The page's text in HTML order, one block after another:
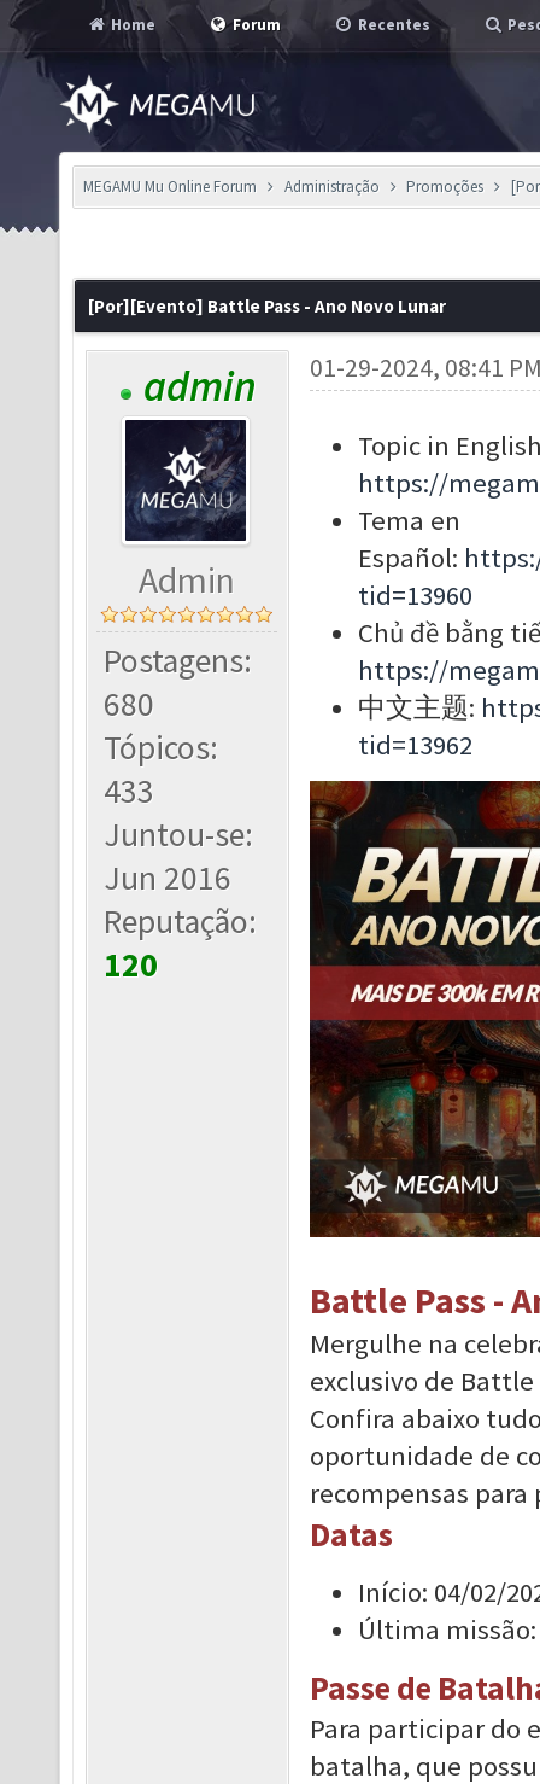
Home Forum Recentes
MEGAMU Mu Online Forum Administração Promoções
[Por][Evento] Battle Pass - Ano Novo Lunar
admin
Admin
Postagens:
680
Tópicos:
433
Juntou-se:
Jun 2016
Reputação:
120
01-29-2024, 08:41
Topic in
https://
Tema en
Español:
tid=13960
Chủ đề bằng
https://
中文主题:
tid=13962
Battle Pass -
Mergulhe na
exclusivo de Battle
Confira abaixo
oportunidade de
recompensas
Datas
Início: 04/02/
Última missão:
Passe de
Para participar do
batalha, que